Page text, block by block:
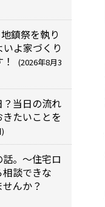
鎮祭を執り
よ家づくり
(2026年8月3
当日の流れ
たいことを
。～住宅ロ
談できな
んか？